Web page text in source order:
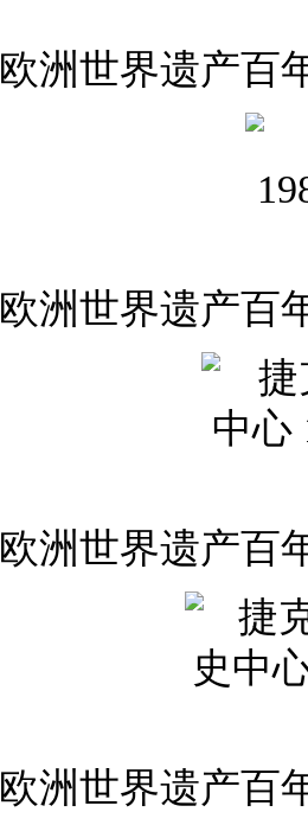
欧洲世界遗产百
欧洲世界遗产百
欧洲世界遗产百
欧洲世界遗产百